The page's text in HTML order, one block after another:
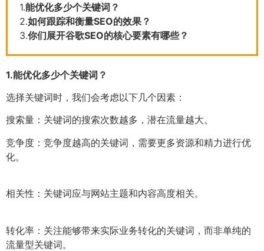
1.能优化多少个关键词？
2.如何跟踪和衡量SEO的效果？
3.你们展开谷歌SEO的核心要素有哪些？
1.能优化多少个关键词？
选择关键词时，我们会考虑以下几个因素：
搜索量：关键词的搜索次数越多，潜在流量越大。
竞争度：竞争度越高的关键词，需要更多资源和精力进行优
化。
相关性：关键词应与网站主题和内容高度相关。
转化率：关注能够带来实际业务转化的关键词，而非单纯的
流量型关键词。